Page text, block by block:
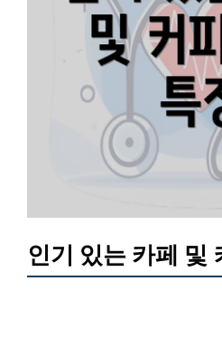
인기 있는 카페 및